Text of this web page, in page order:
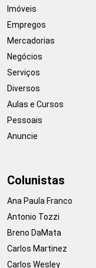
Imóveis
Empregos
Mercadorias
Negócios
Serviços
Diversos
Aulas e Cursos
Pessoais
Anuncie
Colunistas
Ana Paula Franco
Antonio Tozzi
Breno DaMata
Carlos Martinez
Carlos Wesley